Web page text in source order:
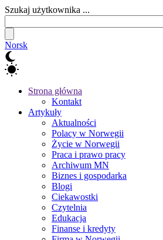
Szukaj użytkownika ...
Norsk
Strona główna
Kontakt
Artykuły
Aktualności
Polacy w Norwegii
Życie w Norwegii
Praca i prawo pracy
Archiwum MN
Biznes i gospodarka
Blogi
Ciekawostki
Czytelnia
Edukacja
Finanse i kredyty